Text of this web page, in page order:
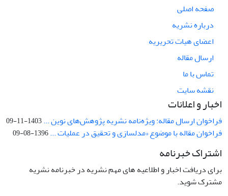
صفحه اصلی
درباره نشریه
اعضای هیات تحریریه
ارسال مقاله
تماس با ما
نقشه سایت
اخبار و اعلانات
فراخوان ارسال مقاله: ویژه‌نامه نشریه پژوهش‌های نوین ...1403-11-09
فراخوان مقاله با موضوع «مدلسازی و تحقیق در عملیات ...1396-08-09
اشتراک خبرنامه
برای دریافت اخبار و اطلاعیه های مهم نشریه در خبرنامه نشریه
مشترک شوید.